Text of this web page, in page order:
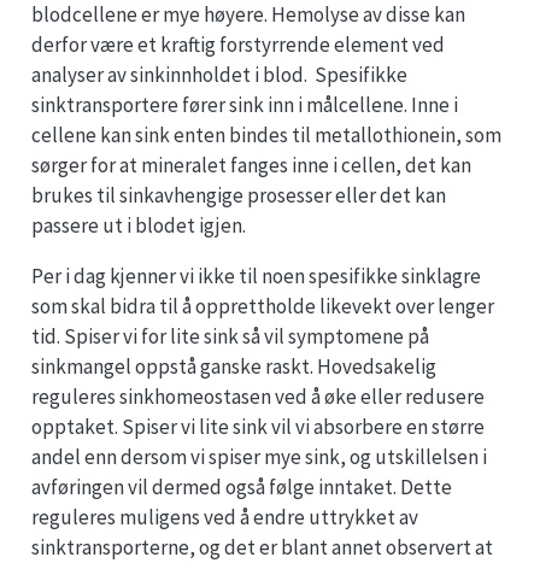
blodcellene er mye høyere. Hemolyse av disse kan
derfor være et kraftig forstyrrende element ved
analyser av sinkinnholdet i blod. Spesifikke
sinktransportere fører sink inn i målcellene. Inne i
cellene kan sink enten bindes til metallothionein, som
sørger for at mineralet fanges inne i cellen, det kan
brukes til sinkavhengige prosesser eller det kan
passere ut i blodet igjen.
Per i dag kjenner vi ikke til noen spesifikke sinklagre
som skal bidra til å opprettholde likevekt over lenger
tid. Spiser vi for lite sink så vil symptomene på
sinkmangel oppstå ganske raskt. Hovedsakelig
reguleres sinkhomeostasen ved å øke eller redusere
opptaket. Spiser vi lite sink vil vi absorbere en større
andel enn dersom vi spiser mye sink, og utskillelsen i
avføringen vil dermed også følge inntaket. Dette
reguleres muligens ved å endre uttrykket av
sinktransporterne, og det er blant annet observert at